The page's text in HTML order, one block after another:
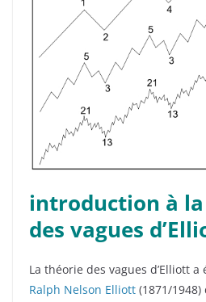
introduction à
des vagues
La théorie des vagues d’Elliott
Ralph Nelson Elliott (1871/